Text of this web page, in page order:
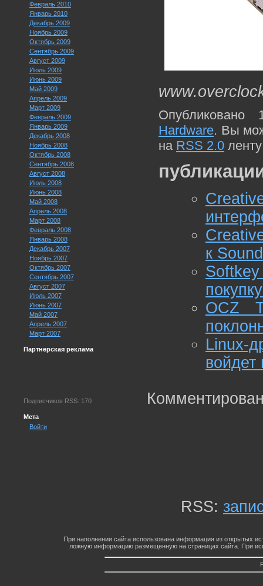
Февраль 2010
Январь 2010
Декабрь 2009
Ноябрь 2009
Октябрь 2009
Сентябрь 2009
Август 2009
Июль 2009
Июнь 2009
Май 2009
Апрель 2009
Март 2009
Февраль 2009
Январь 2009
Декабрь 2008
Ноябрь 2008
Октябрь 2008
Сентябрь 2008
Август 2008
Июль 2008
Июнь 2008
Май 2008
Апрель 2008
Март 2008
Февраль 2008
Январь 2008
Декабрь 2007
Ноябрь 2007
Октябрь 2007
Сентябрь 2007
Август 2007
Июль 2007
Июнь 2007
Май 2007
Апрель 2007
Март 2007
Партнерская реклама
Подписчиков RSS: 170
Мета
Войти
Hardware. Вы
на RSS 2.0
к
OCZ
Linux-
войдет
RSS:
При наполнении сайта использована информация из открытых
ложную информацию размещенную на страницах сайта. При